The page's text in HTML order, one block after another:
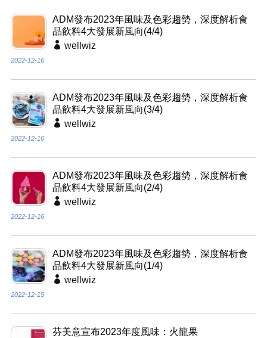
ADM發布2023年風味及色彩趨勢，深度解析食
品飲料4大發展新風向(4/4)
wellwiz
2022-12-16
ADM發布2023年風味及色彩趨勢，深度解析食
品飲料4大發展新風向(3/4)
wellwiz
2022-12-16
ADM發布2023年風味及色彩趨勢，深度解析食
品飲料4大發展新風向(2/4)
wellwiz
2022-12-16
ADM發布2023年風味及色彩趨勢，深度解析食
品飲料4大發展新風向(1/4)
wellwiz
2022-12-15
芬美意宣布2023年度風味：火龍果